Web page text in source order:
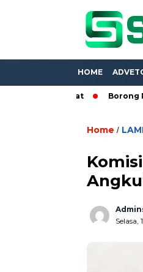
HOME
Borong Proyek
Home /